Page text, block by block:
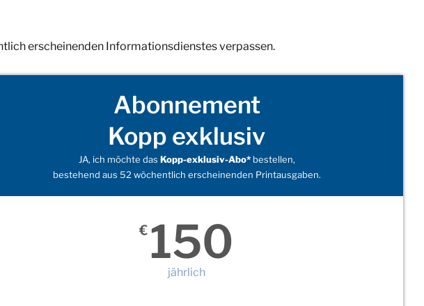
erscheinenden Informationsdienstes verpassen.
Abonnement
Kopp exklusiv
JA, ich möchte das Kopp-exklusiv-Abo*bestellen,
bestehend aus 52 wöchentlich erscheinenden Printausgaben.
€ 150
jährlich